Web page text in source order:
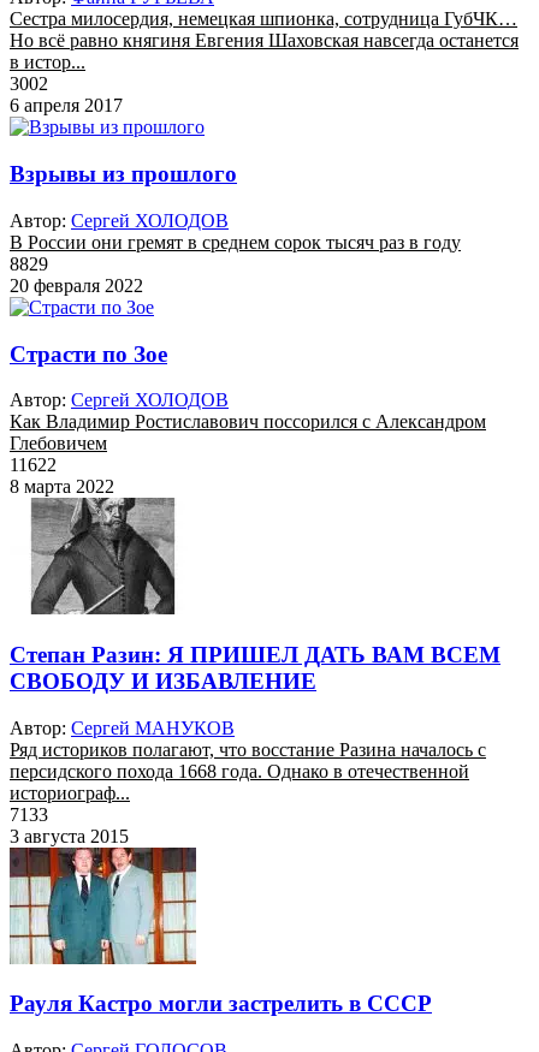
Сестра милосердия, немецкая шпионка, сотрудница ГубЧК…
Но всё равно княгиня Евгения Шаховская навсегда останется
в истор...
3002
6 апреля 2017
Взрывы из прошлого
Автор: Сергей ХОЛОДОВ
В России они гремят в среднем сорок тысяч раз в году
8829
20 февраля 2022
Страсти по Зое
Автор: Сергей ХОЛОДОВ
Как Владимир Ростиславович поссорился с Александром
Глебовичем
11622
8 марта 2022
Степан Разин: Я ПРИШЕЛ ДАТЬ ВАМ ВСЕМ
СВОБОДУ И ИЗБАВЛЕНИЕ
Автор: Сергей МАНУКОВ
Ряд историков полагают, что восстание Разина началось с
персидского похода 1668 года. Однако в отечественной
историограф...
7133
3 августа 2015
Рауля Кастро могли застрелить в СССР